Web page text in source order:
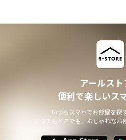
アールス
便利で楽しいス
いつもスマホでお部屋を探
いつでもどこでも、おしゃれなお